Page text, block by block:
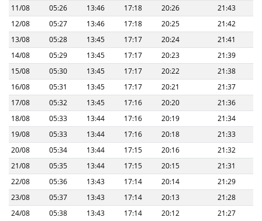
11/08
05:26 13:46 17:18 20:26
21:43
12/08
05:27 13:46 17:18 20:25
21:42
13/08
05:28 13:45 17:17 20:24
21:41
14/08
05:29 13:45 17:17 20:23
21:39
15/08
05:30 13:45 17:17 20:22
21:38
16/08
05:31 13:45 17:17 20:21
21:37
17/08
05:32 13:45 17:16 20:20
21:36
18/08
05:33 13:44 17:16 20:19
21:34
19/08
05:33 13:44 17:16 20:18
21:33
20/08
05:34 13:44 17:15 20:16
21:32
21/08
05:35 13:44 17:15 20:15
21:31
22/08
05:36 13:43 17:14 20:14
21:29
23/08
05:37 13:43 17:14 20:13
21:28
24/08
05:38 13:43 17:14 20:12
21:27